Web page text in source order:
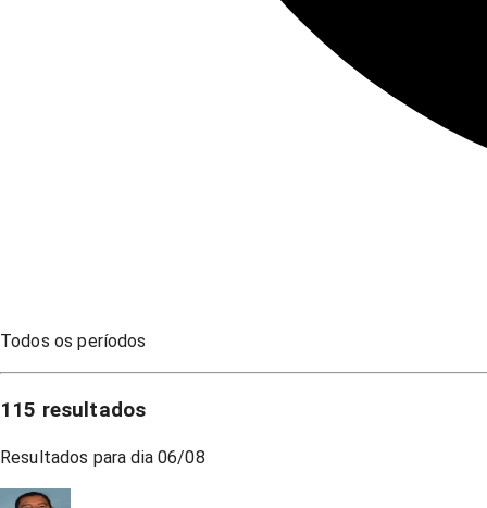
Todos os períodos
115 resultados
Resultados para dia 06/08